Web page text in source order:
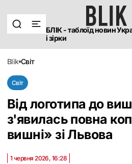
БЛІК - таблоїд новин
і зірки
blik світ
Світ
Від логотипа до
з'явилась повна
вишні» зі Львова
1 червня 2026, 16:28